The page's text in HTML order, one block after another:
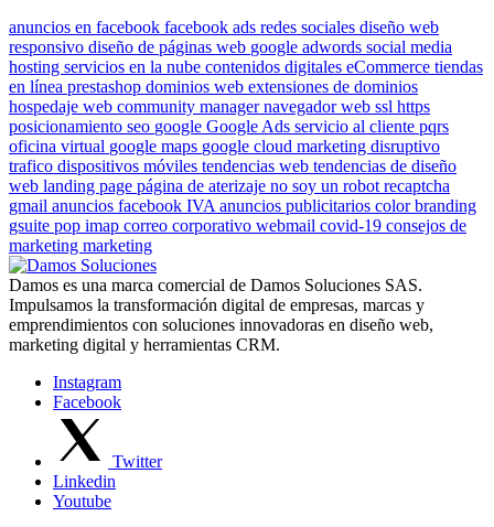
anuncios en facebook facebook ads redes sociales diseño web
responsivo diseño de páginas web google adwords social media
hosting servicios en la nube contenidos digitales eCommerce tiendas
en línea prestashop dominios web extensiones de dominios
hospedaje web community managernavegador web ssl https
posicionamiento seo google Google Ads servicio al cliente pqrs
oficina virtual google maps google cloud marketing disruptivo
trafico dispositivos móviles tendencias web tendencias de diseño
web landing page página de aterizaje no soy un robot recaptcha
gmail anuncios facebook IVA anuncios publicitarios colorbranding
gsuite pop imap correo corporativo webmail covid-19 consejos de
marketing marketing
Damos es una marca comercial de Damos Soluciones SAS.
Impulsamos la transformación digital de empresas, marcas y
emprendimientos con soluciones innovadoras en diseño web,
marketing digital y herramientas CRM.
Instagram
Facebook
Twitter
Linkedin
Youtube